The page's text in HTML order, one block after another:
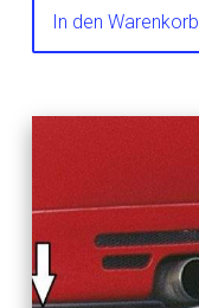
In den Warenkorb